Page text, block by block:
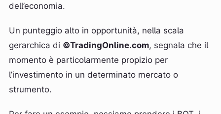
dell’economia.
Un punteggio alto in opportunità, nella scala
gerarchica di ©TradingOnline.com, segnala che il
momento è particolarmente propizio per
l’investimento in un determinato mercato o
strumento.